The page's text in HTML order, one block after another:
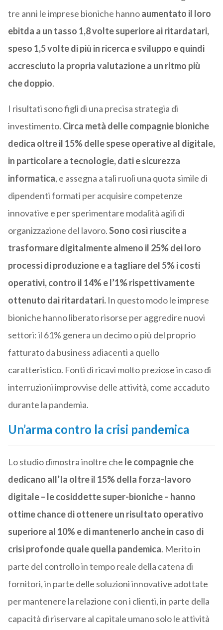
tre anni le imprese bioniche hannoaumentato il loro
ebitda a un tasso 1,8 volte superiore ai ritardatari,
speso 1,5 volte di più in ricerca e sviluppo e quindi
accresciuto la propria valutazione a un ritmo più
che doppio.
I risultati sono figli di una precisa strategia di
investimento. Circa metà delle compagnie bioniche
dedica oltre il 15% delle spese operative al digitale,
in particolare a tecnologie, dati e sicurezza
informatica, e assegna a tali ruoli una quota simile di
dipendenti formati per acquisire competenze
innovative e per sperimentare modalità agili di
organizzazione del lavoro.Sono così riuscite a
trasformare digitalmente almeno il 25% dei loro
processi di produzione e a tagliare del 5% i costi
operativi, contro il 14% e l’1% rispettivamente
ottenuto dai ritardatari.In questo modo le imprese
bioniche hanno liberato risorse per aggredire nuovi
settori: il 61% genera un decimo o più del proprio
fatturato da business adiacenti a quello
caratteristico. Fonti di ricavi molto preziose in caso di
interruzioni improvvise delle attività, come accaduto
durante la pandemia.
Un’arma contro la crisi pandemica
Lo studio dimostra inoltre che le compagnie che
dedicano all’Ia oltre il 15% della forza-lavoro
digitale – le cosiddette super-bioniche – hanno
ottime chance di ottenere un risultato operativo
superiore al 10% e di mantenerlo anche in caso di
crisi profonde quale quella pandemica. Merito in
parte del controllo in tempo reale della catena di
fornitori, in parte delle soluzioni innovative adottate
per mantenere la relazione con i clienti, in parte della
capacità di riservare al capitale umano solo le attività